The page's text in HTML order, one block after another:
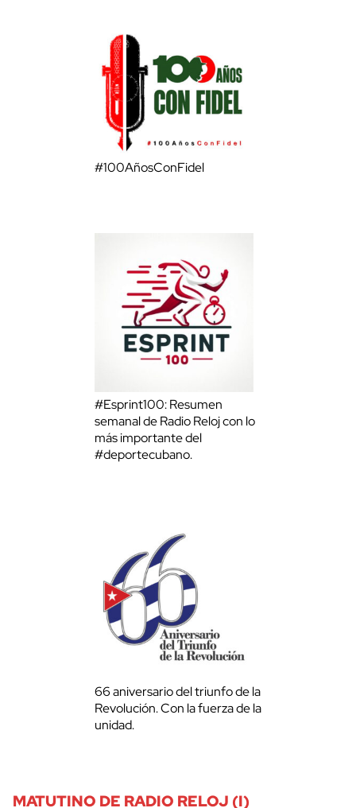
#100AñosConFidel
#Esprint100: Resumen
semanal de Radio Reloj con lo
más importante del
#deportecubano.
66 aniversario del triunfo de la
Revolución. Con la fuerza de la
unidad.
MATUTINO DE RADIO RELOJ (I)